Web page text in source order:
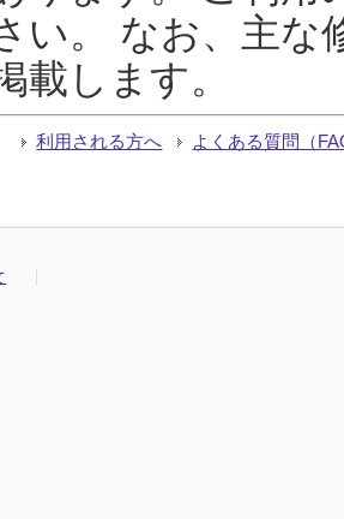
い。 なお、主な
載します。
利用される方へ よくある質問（